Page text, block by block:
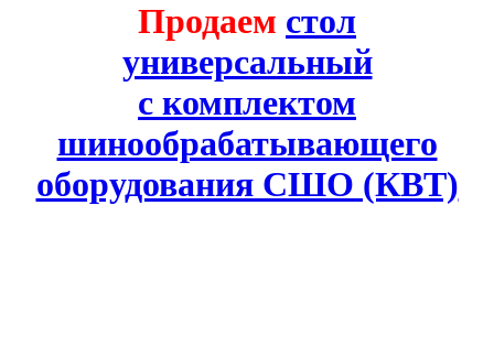
Продаем стол
универсальный
с комплектом
шинообрабатывающего
оборудования СШО (КВТ)